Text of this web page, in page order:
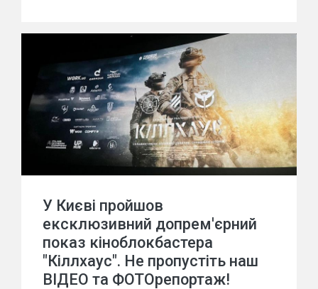
У Києві пройшов
ексклюзивний допрем'єрний
показ кіноблокбастера
"Кіллхаус". Не пропустіть наш
ВІДЕО та ФОТОрепортаж!